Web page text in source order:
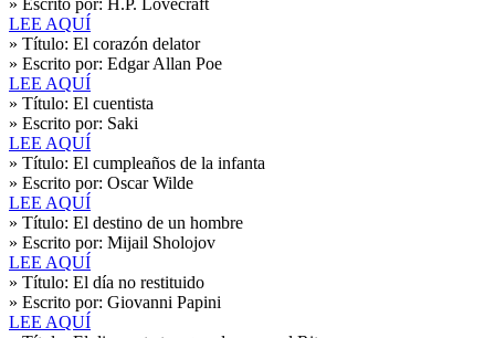
» Escrito por: H.P. Lovecraft
LEE AQUÍ
» Título: El corazón delator
» Escrito por: Edgar Allan Poe
LEE AQUÍ
» Título: El cuentista
» Escrito por: Saki
LEE AQUÍ
» Título: El cumpleaños de la infanta
» Escrito por: Oscar Wilde
LEE AQUÍ
» Título: El destino de un hombre
» Escrito por: Mijail Sholojov
LEE AQUÍ
» Título: El día no restituido
» Escrito por: Giovanni Papini
LEE AQUÍ